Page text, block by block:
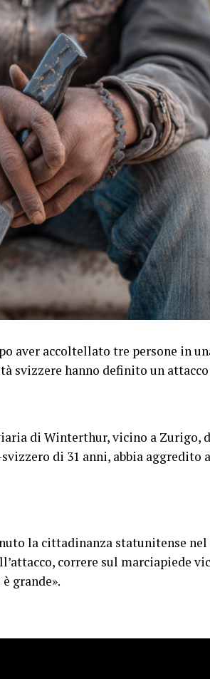
aver accoltellato tre persone in
svizzere hanno definito un
di Winterthur, vicino a Zurigo,
di 31 anni, abbia aggredito
la cittadinanza statunitense nel
correre sul marciapiede
grande».